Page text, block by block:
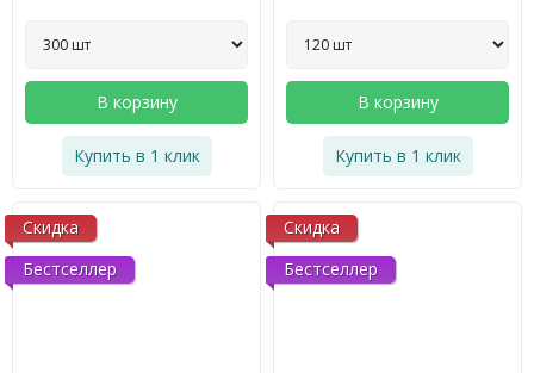
В корзину
Купить в 1 клик
В корзину
Купить в 1 клик
Скидка
Бестселлер
Скидка
Бестселлер